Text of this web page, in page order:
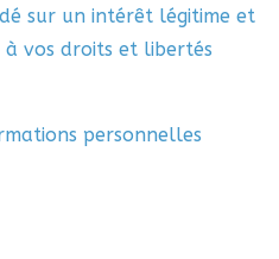
sur un intérêt légitime et
vos droits et libertés
personnelles